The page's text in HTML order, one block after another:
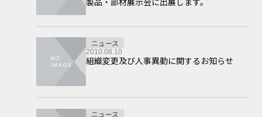
ニュース
2010.08.10
組織変更及び人事異動に関するお知らせ
ニュース